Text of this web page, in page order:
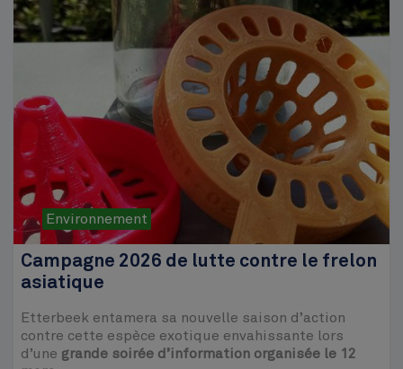
Environnement
Campagne 2026 de lutte contre le frelon
asiatique
Etterbeek entamera sa nouvelle saison d’action
contre cette espèce exotique envahissante lors
d’une grande soirée d’information organisée le 12